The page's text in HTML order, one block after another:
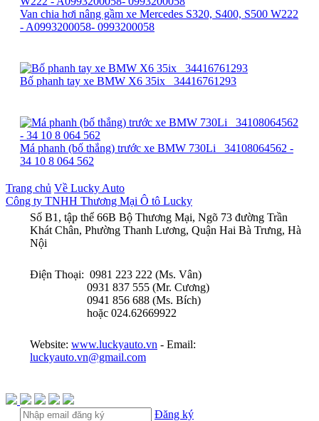
Van chia hơi nâng gầm xe Mercedes S320, S400, S500 W222
- A0993200058- 0993200058
Bố phanh tay xe BMW X6 35ix_ 34416761293
Má phanh (bố thắng) trước xe BMW 730Li_ 34108064562 -
34 10 8 064 562
Trang chủ Về Lucky Auto
Công ty TNHH Thương Mại Ô tô Lucky
Số B1, tập thể 66B Bộ Thương Mại, Ngõ 73 đường Trần
Khát Chân, Phường Thanh Lương, Quận Hai Bà Trưng, Hà
Nội
Điện Thoại: 0981 223 222 (Ms. Vân)
0931 837 555 (Mr. Cương)
0941 856 688 (Ms. Bích)
hoặc 024.62669922
Website: www.luckyauto.vn - Email:
luckyauto.vn@gmail.com
Đăng ký